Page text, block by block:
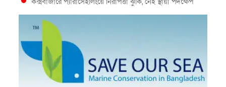
১৩ জেলায় ঝোড়ো হাওয়া-বজ্রবৃষ্টির শঙ্কা, নদীবন্দরে ১ নম্বর
সতর্কসংকেত
দেশের ৫ জেলায় বন্যার শঙ্কা